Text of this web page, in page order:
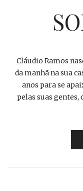
Cláudio Ramos
da manhã na sua
anos para se
pelas suas gentes,